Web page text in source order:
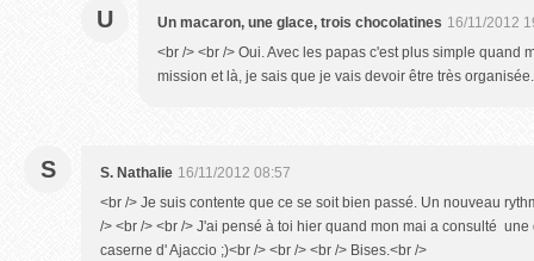
U Un macaron, une glace, trois chocolatines 16/11/2012
<br /> <br /> Oui. Avec les papas c'est plus simple quand
mission et là, je sais que je vais devoir être très
S S. Nathalie 16/11/2012 08:57
<br /> Je suis contente que ce se soit bien passé. Un nouveau
/> <br /> <br /> J'ai pensé à toi hier quand mon mai a consulté
caserne d' Ajaccio ;)<br /> <br /> <br /> Bises.<br />